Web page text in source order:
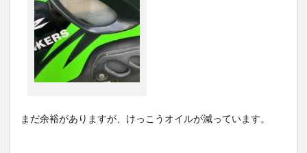
まだ余裕がありますが、けっこうオイルが減っています。